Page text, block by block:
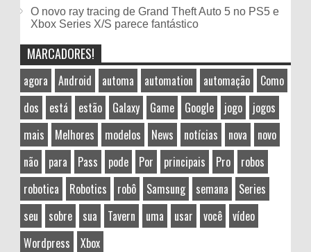
O novo ray tracing de Grand Theft Auto 5 no PS5 e
Xbox Series X/S parece fantástico
MARCADORES!
agora Android automa automation automação
Como
dos
está estão Galaxy Game Google jogo
jogos
mais
Melhores modelos News notícias nova
novo
não
para Pass pode Por principais Pro
robos
robotica
Robotics robô Samsung semana
Series
seu
sobre sua Tavern uma usar você
vídeo
Wordpress
Xbox